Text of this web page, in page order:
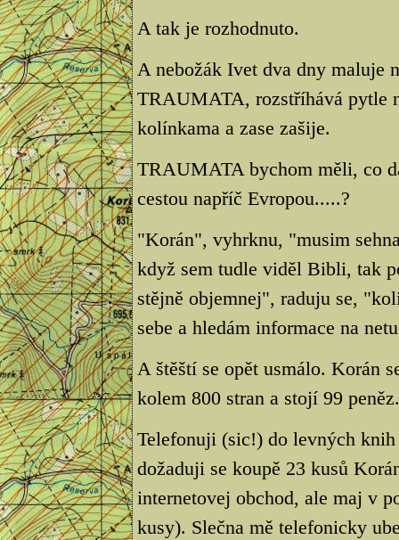
A tak je rozhodnuto.
A nebožák Ivet dva dny maluje
TRAUMATA, rozstříhává pytle
kolínkama a zase zašije.
TRAUMATA bychom měli, co
cestou napříč Evropou.....?
"Korán", vyhrknu, "musim
když sem tudle viděl Bibli, tak
stějně objemnej", raduju se,
sebe a hledám informace na
A štěští se opět usmálo. Korán
kolem 800 stran a stojí 99 peněz.
Telefonuji (sic!) do levných
dožaduji se koupě 23 kusů
internetovej obchod, ale maj v
kusy). Slečna mě telefonicky